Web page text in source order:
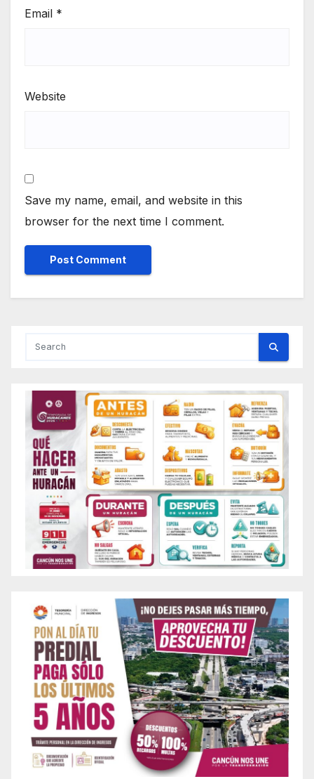
Email *
Website
Save my name, email, and website in this
browser for the next time I comment.